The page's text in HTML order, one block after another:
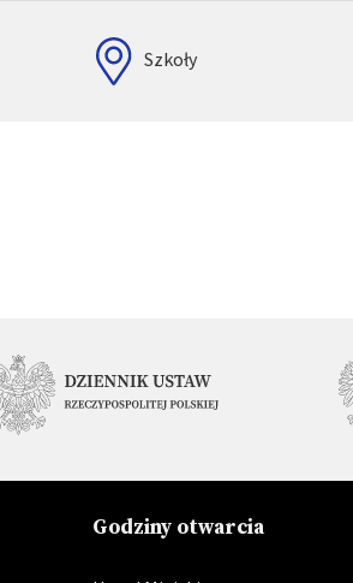
Szkoły
Godziny otwarcia